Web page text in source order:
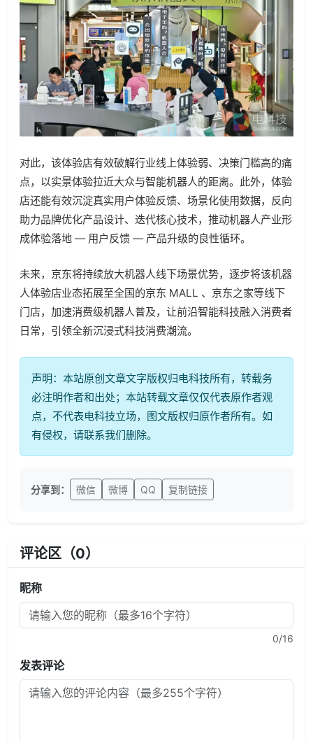
对此，该体验店有效破解行业线上体验弱、决策门槛高的痛
点，以实景体验拉近大众与智能机器人的距离。此外，体验
店还能有效沉淀真实用户体验反馈、场景化使用数据，反向
助力品牌优化产品设计、迭代核心技术，推动机器人产业形
成体验落地 — 用户反馈 — 产品升级的良性循环。
未来，京东将持续放大机器人线下场景优势，逐步将该机器
人体验店业态拓展至全国的京东 MALL 、京东之家等线下
门店，加速消费级机器人普及，让前沿智能科技融入消费者
日常，引领全新沉浸式科技消费潮流。
声明：本站原创文章文字版权归电科技所有，转载务
必注明作者和出处；本站转载文章仅仅代表原作者观
点，不代表电科技立场，图文版权归原作者所有。如
有侵权，请联系我们删除。
分享到： 微信 微博 QQ 复制链接
评论区（0）
昵称
0/16
发表评论